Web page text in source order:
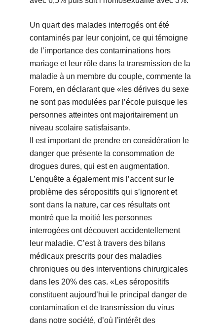
Un quart des malades interrogés ont été
contaminés par leur conjoint, ce qui témoigne
de l’importance des contaminations hors
mariage et leur rôle dans la transmission de la
maladie à un membre du couple, commente la
Forem, en déclarant que «les dérives du sexe
ne sont pas modulées par l’école puisque les
personnes atteintes ont majoritairement un
niveau scolaire satisfaisant».
Il est important de prendre en considération le
danger que présente la consommation de
drogues dures, qui est en augmentation.
L’enquête a également mis l’accent sur le
problème des séropositifs qui s’ignorent et
sont dans la nature, car ces résultats ont
montré que la moitié les personnes
interrogées ont découvert accidentellement
leur maladie. C’est à travers des bilans
médicaux prescrits pour des maladies
chroniques ou des interventions chirurgicales
dans les 20% des cas. «Les séropositifs
constituent aujourd’hui le principal danger de
contamination et de transmission du virus
dans notre société, d’où l’intérêt des